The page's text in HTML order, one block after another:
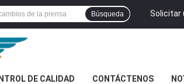
Solicitar
Búsqueda
DE CALIDAD CONTÁCTENOS